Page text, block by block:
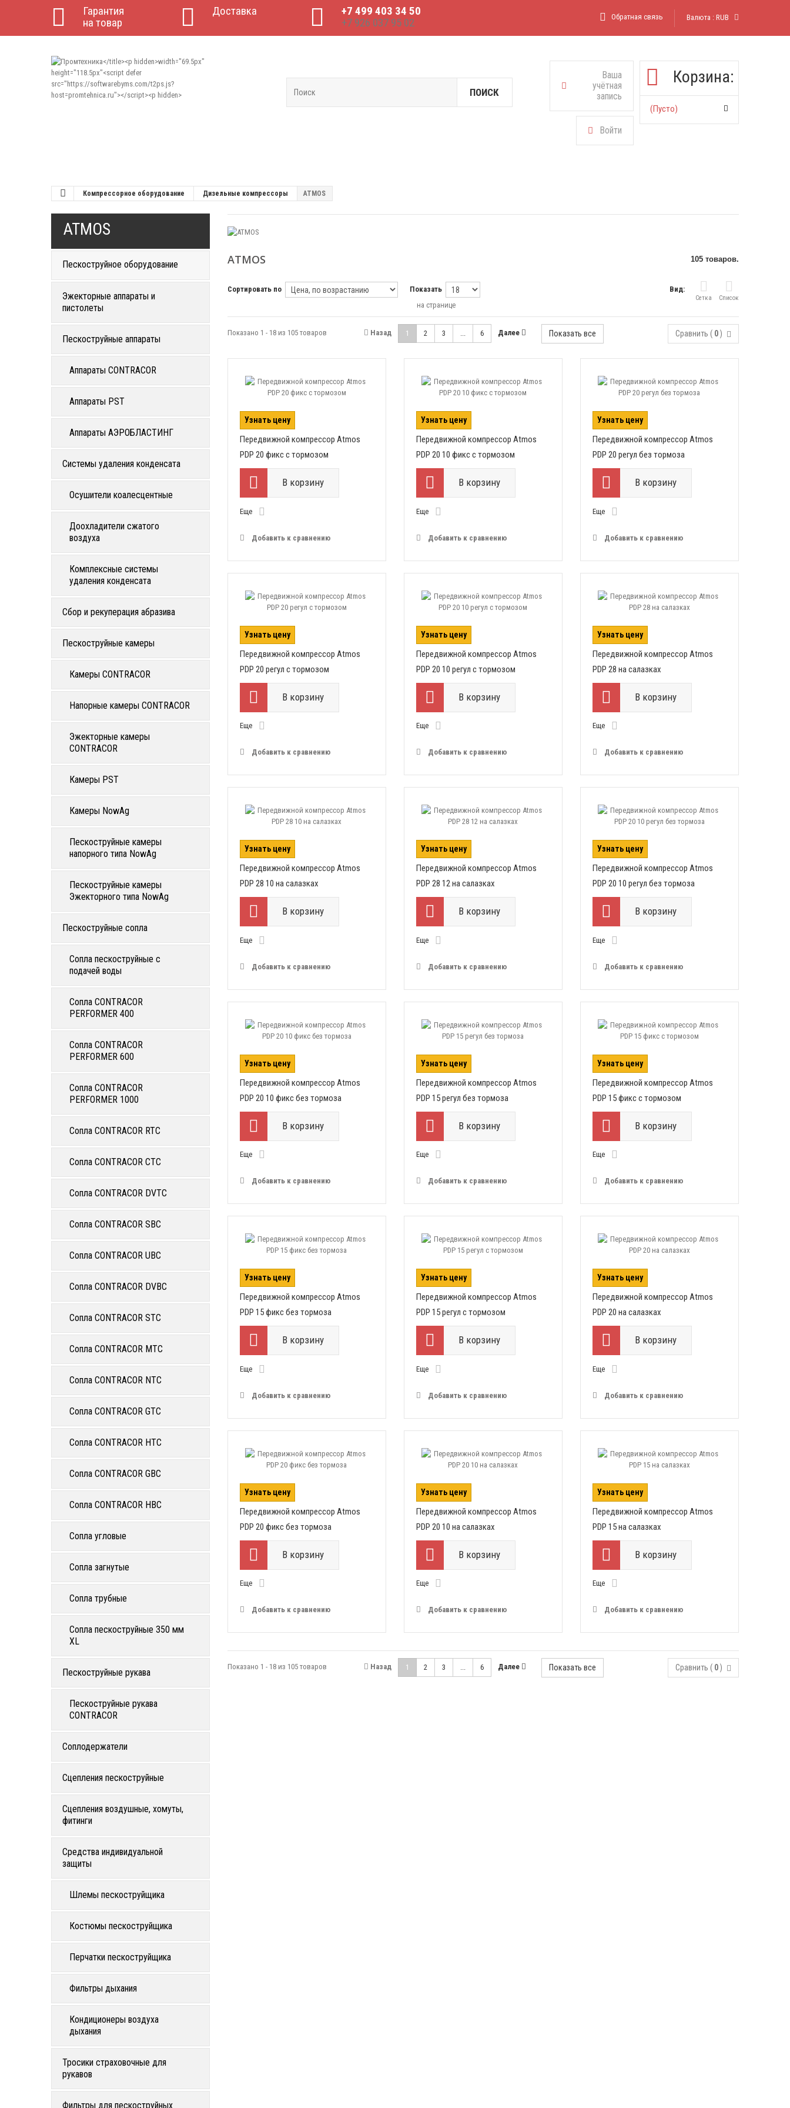
Гарантия
на товар
Доставка
+7 499 403 34 50
+7 926 037 95 02
Валюта : RUB
Обратная связь
Корзина:
(пусто)
Ваша
учётная
запись
Войти
ПОИСК
Компрессорное оборудование Дизельные компрессоры ATMOS
ATMOS
Пескоструйное оборудование
Эжекторные аппараты и
пистолеты
Пескоструйные аппараты
Аппараты CONTRACOR
Аппараты PST
Аппараты АЭРОБЛАСТИНГ
Системы удаления конденсата
Осушители коалесцентные
Доохладители сжатого
воздуха
Комплексные системы
удаления конденсата
Сбор и рекуперация абразива
Пескоструйные камеры
Камеры CONTRACOR
Напорные камеры CONTRACOR
Эжекторные камеры
CONTRACOR
Камеры PST
Камеры NowAg
Пескоструйные камеры
напорного типа NowAg
Пескоструйные камеры
Эжекторного типа NowAg
Пескоструйные сопла
Сопла пескоструйные с
подачей воды
Сопла CONTRACOR
PERFORMER 400
Сопла CONTRACOR
PERFORMER 600
Сопла CONTRACOR
PERFORMER 1000
Сопла CONTRACOR RTC
Сопла CONTRACOR CTC
Сопла CONTRACOR DVTC
Сопла CONTRACOR SBC
Сопла CONTRACOR UBC
Сопла CONTRACOR DVBC
Сопла CONTRACOR STC
Сопла CONTRACOR MTC
Сопла CONTRACOR NTC
Сопла CONTRACOR GTC
Сопла CONTRACOR HTC
Сопла CONTRACOR GBC
Сопла CONTRACOR HBC
Сопла угловые
Сопла загнутые
Сопла трубные
Сопла пескоструйные 350 мм
XL
Пескоструйные рукава
Пескоструйные рукава
CONTRACOR
Соплодержатели
Сцепления пескоструйные
Сцепления воздушные, хомуты,
фитинги
Средства индивидуальной
защиты
Шлемы пескоструйщика
Костюмы пескоструйщика
Перчатки пескоструйщика
Фильтры дыхания
Кондиционеры воздуха
дыхания
Тросики страховочные для
рукавов
Фильтры для пескоструйных
ATMOS 105 товаров.
Вид:
Сетка Список
Сортировать по
Показать
на странице
Сравнить ( 0)
Показать все
Назад 1 2 3 ... 6 Далее
Показано 1 - 18 из 105 товаров
Узнать цену
Передвижной компрессор Atmos
PDP 20 фикс с тормозом
В корзину
Еще
Добавить к сравнению
Узнать цену
Передвижной компрессор Atmos
PDP 20 10 фикс с тормозом
В корзину
Еще
Добавить к сравнению
Узнать цену
Передвижной компрессор Atmos
PDP 20 регул без тормоза
В корзину
Еще
Добавить к сравнению
Узнать цену
Передвижной компрессор Atmos
PDP 20 регул с тормозом
В корзину
Еще
Добавить к сравнению
Узнать цену
Передвижной компрессор Atmos
PDP 20 10 регул с тормозом
В корзину
Еще
Добавить к сравнению
Узнать цену
Передвижной компрессор Atmos
PDP 28 на салазках
В корзину
Еще
Добавить к сравнению
Узнать цену
Передвижной компрессор Atmos
PDP 28 10 на салазках
В корзину
Еще
Добавить к сравнению
Узнать цену
Передвижной компрессор Atmos
PDP 28 12 на салазках
В корзину
Еще
Добавить к сравнению
Узнать цену
Передвижной компрессор Atmos
PDP 20 10 регул без тормоза
В корзину
Еще
Добавить к сравнению
Узнать цену
Передвижной компрессор Atmos
PDP 20 10 фикс без тормоза
В корзину
Еще
Добавить к сравнению
Узнать цену
Передвижной компрессор Atmos
PDP 15 регул без тормоза
В корзину
Еще
Добавить к сравнению
Узнать цену
Передвижной компрессор Atmos
PDP 15 фикс с тормозом
В корзину
Еще
Добавить к сравнению
Узнать цену
Передвижной компрессор Atmos
PDP 15 фикс без тормоза
В корзину
Еще
Добавить к сравнению
Узнать цену
Передвижной компрессор Atmos
PDP 15 регул с тормозом
В корзину
Еще
Добавить к сравнению
Узнать цену
Передвижной компрессор Atmos
PDP 20 на салазках
В корзину
Еще
Добавить к сравнению
Узнать цену
Передвижной компрессор Atmos
PDP 20 фикс без тормоза
В корзину
Еще
Добавить к сравнению
Узнать цену
Передвижной компрессор Atmos
PDP 20 10 на салазках
В корзину
Еще
Добавить к сравнению
Узнать цену
Передвижной компрессор Atmos
PDP 15 на салазках
В корзину
Еще
Добавить к сравнению
Сравнить ( 0)
Показать все
Назад 1 2 3 ... 6 Далее
Показано 1 - 18 из 105 товаров